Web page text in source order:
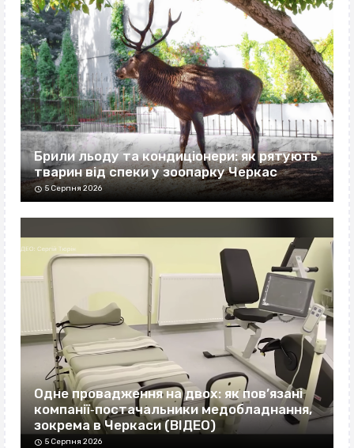
Брили льоду та кондиціонери: як рятують
тварин від спеки у зоопарку Черкас
5 Серпня 2026
Одне провадження на двох: як пов’язані
компанії‐постачальники медобладнання,
зокрема в Черкаси (ВІДЕО)
5 Серпня 2026